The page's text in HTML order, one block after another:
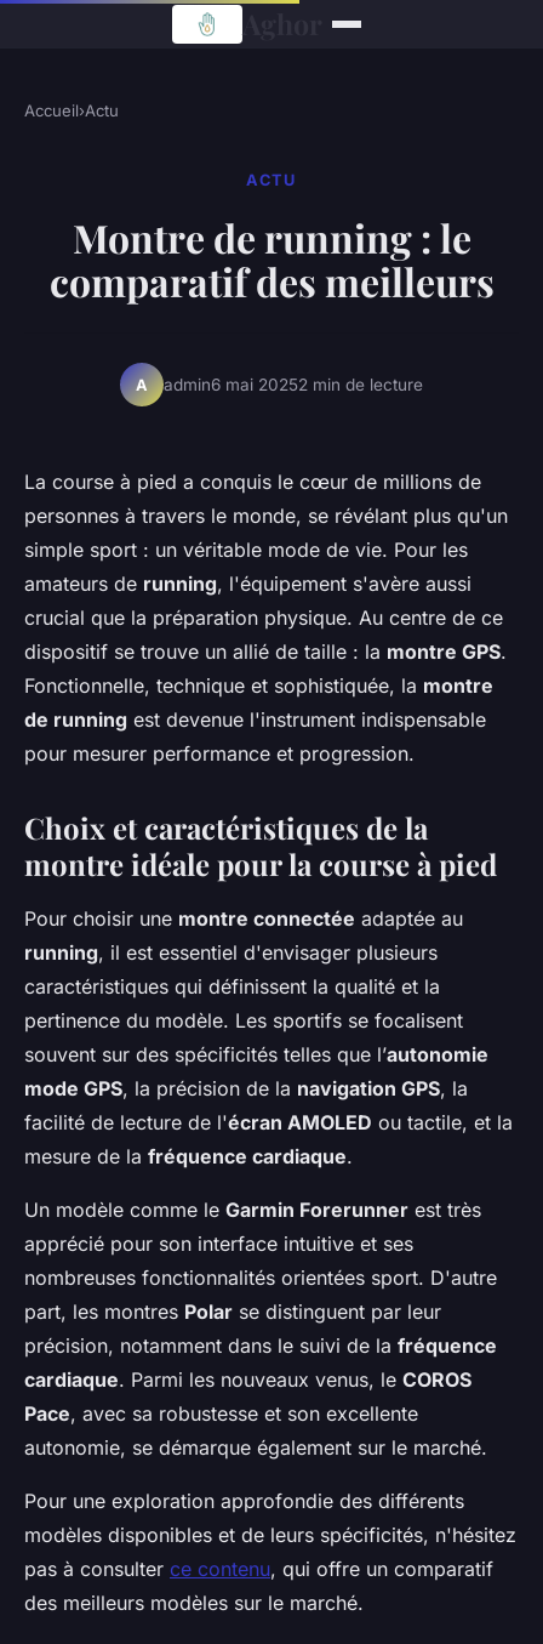
Accueil›Actu
ACTU
Montre de running : le
comparatif des meilleurs
A admin6 mai 20252 min de lecture
La course à pied a conquis le cœur de millions de
personnes à travers le monde, se révélant plus qu'un
simple sport : un véritable mode de vie. Pour les
amateurs de running, l'équipement s'avère aussi
crucial que la préparation physique. Au centre de ce
dispositif se trouve un allié de taille : la montre GPS.
Fonctionnelle, technique et sophistiquée, la montre
de running est devenue l'instrument indispensable
pour mesurer performance et progression.
Choix et caractéristiques de la
montre idéale pour la course à pied
Pour choisir une montre connectée adaptée au
running, il est essentiel d'envisager plusieurs
caractéristiques qui définissent la qualité et la
pertinence du modèle. Les sportifs se focalisent
souvent sur des spécificités telles que l’autonomie
mode GPS, la précision de la navigation GPS, la
facilité de lecture de l'écran AMOLED ou tactile, et la
mesure de la fréquence cardiaque.
Un modèle comme le Garmin Forerunner est très
apprécié pour son interface intuitive et ses
nombreuses fonctionnalités orientées sport. D'autre
part, les montres Polar se distinguent par leur
précision, notamment dans le suivi de la fréquence
cardiaque. Parmi les nouveaux venus, le COROS
Pace, avec sa robustesse et son excellente
autonomie, se démarque également sur le marché.
Pour une exploration approfondie des différents
modèles disponibles et de leurs spécificités, n'hésitez
pas à consulter ce contenu, qui offre un comparatif
des meilleurs modèles sur le marché.